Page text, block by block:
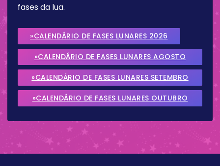
fases da lua.
»CALENDÁRIO DE FASES LUNARES 2026
»CALENDÁRIO DE FASES LUNARES AGOSTO
2026
»CALENDÁRIO DE FASES LUNARES SETEMBRO
2026
»CALENDÁRIO DE FASES LUNARES OUTUBRO